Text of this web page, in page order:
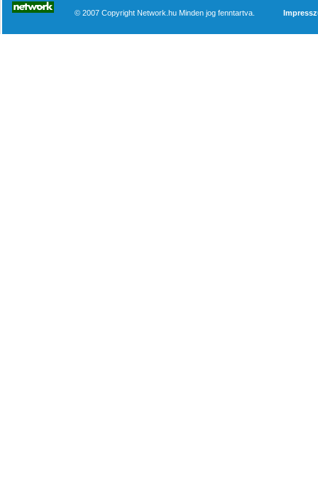
© 2007 Copyright Network.hu Minden jog fenntartva.